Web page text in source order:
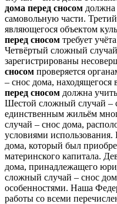
дома перед сносом должна
самовольную части.
являющегося объектом
перед сносом требует
Четвёртый сложный
зарегистрированы
сносом проверяется
– снос дома, находящегося
перед сносом должна
Шестой сложный случай –
единственным жильём
случай – снос дома,
условиями
дома, который был
материнского капитала.
дома, принадлежащего
сложный случай – снос
особенностями. Наша
работы со всеми